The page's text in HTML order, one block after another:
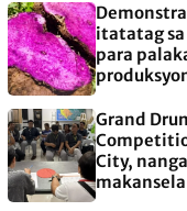
itatatag sa
para
Grand
City,
makansela